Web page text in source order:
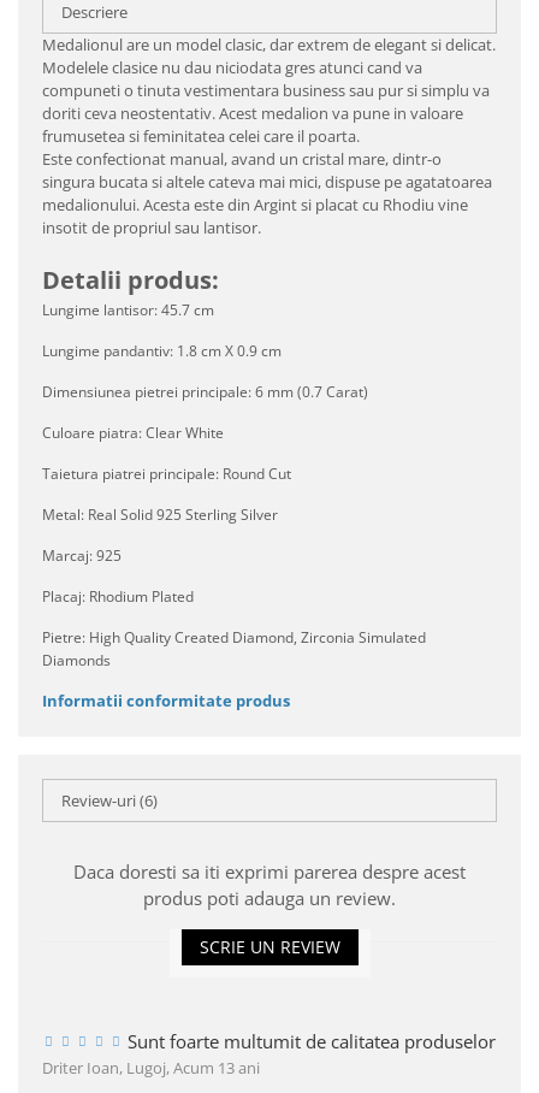
Descriere
Medalionul are un model clasic, dar extrem de elegant si delicat.
Modelele clasice nu dau niciodata gres atunci cand va
compuneti o tinuta vestimentara business sau pur si simplu va
doriti ceva neostentativ. Acest medalion va pune in valoare
frumusetea si feminitatea celei care il poarta.
Este confectionat manual, avand un cristal mare, dintr-o
singura bucata si altele cateva mai mici, dispuse pe agatatoarea
medalionului. Acesta este din Argint si placat cu Rhodiu vine
insotit de propriul sau lantisor.
Detalii produs:
Lungime lantisor: 45.7 cm
Lungime pandantiv: 1.8 cm X 0.9 cm
Dimensiunea pietrei principale: 6 mm (0.7 Carat)
Culoare piatra: Clear White
Taietura piatrei principale: Round Cut
Metal: Real Solid 925 Sterling Silver
Marcaj: 925
Placaj: Rhodium Plated
Pietre: High Quality Created Diamond, Zirconia Simulated
Diamonds
Informatii conformitate produs
Review-uri(6)
Daca doresti sa iti exprimi parerea despre acest
produs poti adauga un review.
SCRIE UN REVIEW
Sunt foarte multumit de calitatea produselor
Driter Ioan, Lugoj,Acum 13 ani